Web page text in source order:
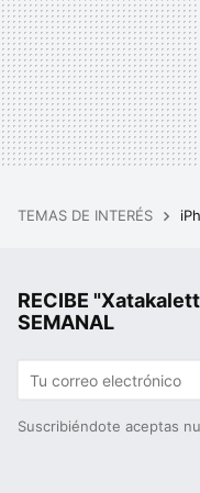
TEMAS DE INTERÉS
RECIBE
SEMANAL
Suscribiéndote aceptas